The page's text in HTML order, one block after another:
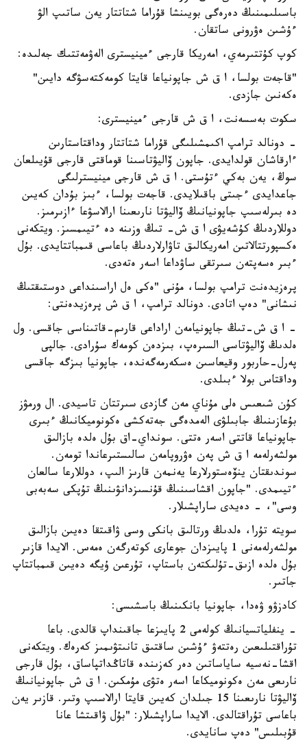
باسىلىمىنىڭ دەرەگى بويىنشا قۇراما شتاتتار يەن ساتىپ الۋ
ءۇشىن ەۋرونى ساتقان.
كوپ كۇتتىرمەي، امەريكا قارجى ءمينيسترى الەۋمەتتىك جەلىدە:
"قاجەت بولسا، ا ق ش جاپونياعا قايتا كومەكتەسۋگە دايىن"
ەكەنىن جازدى.
سكوت بەسسەنت، ا ق ش قارجى ءمينيسترى:
- دونالد ترامپ اكىمشىلىگى قۇراما شتاتتار وداقتاستارىن
ءارقاشان قولدايدى. جاپون ۆاليۋتاسىنا قوماقتى قارجى قۇيىلعان
سوڭ، يەن بەكي ءتۇستى. ا ق ش قارجى مينيسترلىگى
جاعدايدى ءجىتى باقىلايدى. قاجەت بولسا، ءبىز بۇدان كەيىن
دە بىرلەسىپ جاپونيانىڭ ۆاليۋتا نارىعىنا ارالاسۋعا ءازىرمىز.
دوللاردىڭ كۇشەيۋى ا ق ش- تىڭ وزىنە دە ءتيىمسىز. ويتكەنى
ەكسپورتتالاتىن امەريكالىق تاۋارلاردىڭ باعاسى قىمباتتايدى. بۇل
ءبىر ەسەپتەن سىرتقى ساۋداعا اسەر ەتەدى.
پرەزيدەنت ترامپ بولسا، مۇنى "ەكى ەل اراسىنداعى دوستىقتىڭ
نىشانى" دەپ اتادى. دونالد ترامپ، ا ق ش پرەزيدەنتى:
- ا ق ش-تىڭ جاپونيامەن اراداعى قارىم-قاتىناسى جاقسى. ول
ەلدىڭ ۆاليۋتاسى السىرەپ، بىزدەن كومەك سۇرادى. جالپى
پەرل-حاربور وقيعاسىن ەسكەرمەگەندە، جاپونيا بىزگە جاقسى
وداقتاس بولا ءبىلدى.
كۇن شىعىس ەلى مۇناي مەن گازدى سىرتتان تاسيدى. ال ورمۋز
بۇعازىنىڭ جابىلۋى الەمدەگى جەتەكشى ەكونوميكانىڭ ءبىرى
جاپونياعا قاتتى اسەر ەتتى. سونداي-اق بۇل ەلدە بازالىق
مولشەرلەمە ا ق ش پەن ەۋروپامەن سالىستىرعاندا تومەن.
سوندىقتان ينۆەستورلارعا يەنمەن قارىز الىپ، دوللارعا سالعان
ءتيىمدى. "جاپون اقشاسىنىڭ قۇنسىزدانۋىنىڭ تۇپكى سەبەبى
وسى"، - دەيدى ساراپشىلار.
سويتە تۇرا، ەلدىڭ ورتالىق بانكى وسى ۋاقىتقا دەيىن بازالىق
مولشەرلەمەنى 1 پايىزدان جوعارى كوتەرگەن ەمەس. الايدا قازىر
بۇل ەلدە ازىق-تۇلىكتەن باستاپ، تۇرعىن ۇيگە دەيىن قىمباتتاپ
جاتىر.
كادزۋو ۋەدا، جاپونيا بانكىنىڭ باسشىسى:
- ينفلياتسيانىڭ كولەمى 2 پايىزعا جاقىنداپ قالدى. باعا
تۇراقتىلىعىن رەتتەۋ ءۇشىن ساقتىق تانىتۋىمىز كەرەك. ويتكەنى
اقشا-نەسيە ساياساتىن دەر كەزىندە قاتاڭداتپاساق، بۇل قارجى
نارىعى مەن ەكونوميكاعا اسەر ەتۋى مۇمكىن. ا ق ش جاپونيانىڭ
ۆاليۋتا نارىعىنا 15 جىلدان كەيىن قايتا ارالاسىپ وتىر. قازىر يەن
باعاسى تۇراقتالدى. الايدا ساراپشىلار: "بۇل ۋاقىتشا عانا
قۇبىلىس" دەپ سانايدى.